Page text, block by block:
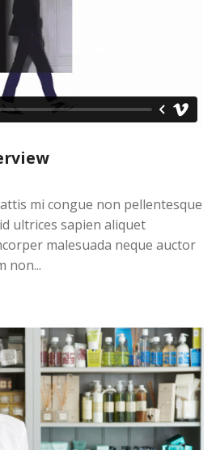
mi congue non pellentesque
ultrices sapien aliquet
malesuada neque auctor
non...